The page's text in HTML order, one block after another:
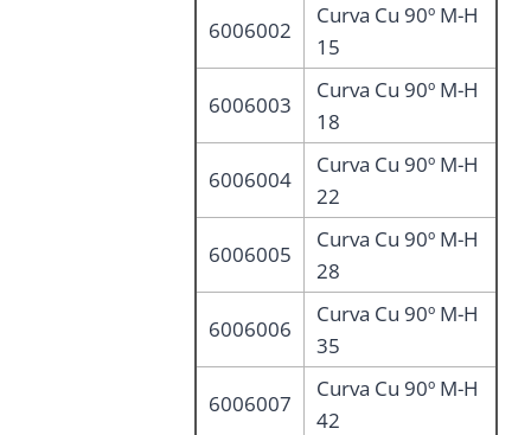
6006002
Curva Cu 90º M-H
15
6006003
Curva Cu 90º M-H
18
6006004
Curva Cu 90º M-H
22
6006005
Curva Cu 90º M-H
28
6006006
Curva Cu 90º M-H
35
6006007
Curva Cu 90º M-H
42